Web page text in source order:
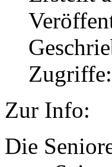
Zur Info:
Die